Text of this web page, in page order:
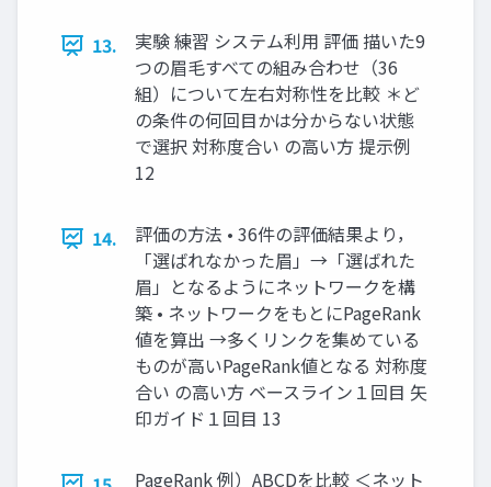
13.
実験 練習 システム利用 評価 描いた9
つの眉毛すべての組み合わせ（36
組）について左右対称性を比較 ＊ど
の条件の何回目かは分からない状態
で選択 対称度合い の高い方 提示例
12
14.
評価の方法 • 36件の評価結果より，
「選ばれなかった眉」→「選ばれた
眉」となるようにネットワークを構
築 • ネットワークをもとにPageRank
値を算出 →多くリンクを集めている
ものが高いPageRank値となる 対称度
合い の高い方 ベースライン１回目 矢
印ガイド１回目 13
PageRank 例）ABCDを比較 ＜ネット